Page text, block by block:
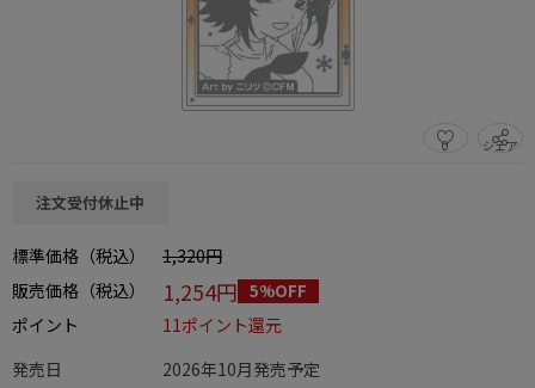
0 シェア
この商品をシェアする
注文受付休止中
標準価格（税込）
1,320円
販売価格（税込）
1,254円 5%OFF
ポイント
11ポイント還元
発売日
2026年10月発売予定